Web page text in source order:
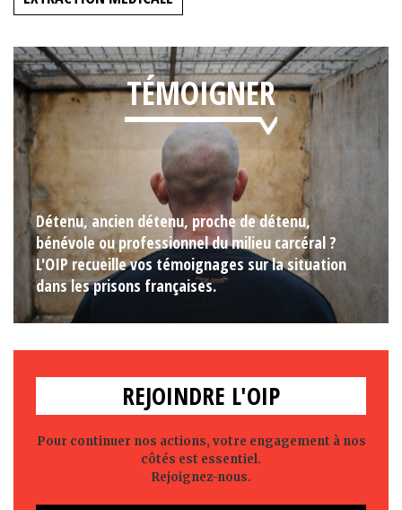
TÉMOIGNER
Détenu, ancien détenu, proche de détenu,
bénévole ou professionnel du milieu carcéral ?
L'OIP recueille vos témoignages sur la situation
dans les prisons françaises.
REJOINDRE L'OIP
Pour continuer nos actions, votre engagement à nos
côtés est essentiel.
Rejoignez-nous.